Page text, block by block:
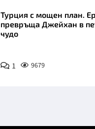
Турция с мощен план.
превръща Джейхан в
чудо
1 9679